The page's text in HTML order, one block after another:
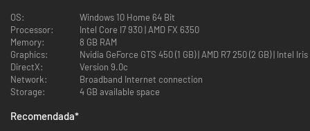
OS:
Windows 10 Home 64 Bit
Processor:
Intel Core I7 930 | AMD FX 6350
Memory:
8 GB RAM
Graphics:
Nvidia GeForce GTS
DirectX:
Version 9.0c
Network:
Broadband Internet connection
Storage:
4 GB available space
Recomendada*